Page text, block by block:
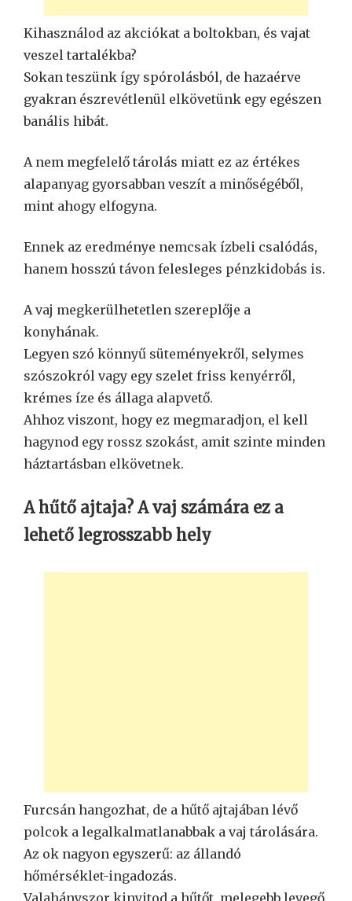
Kihasználod az akciókat a boltokban, és vajat
veszel tartalékba?
Sokan teszünk így spórolásból, de hazaérve
gyakran észrevétlenül elkövetünk egy egészen
banális hibát.
A nem megfelelő tárolás miatt ez az értékes
alapanyag gyorsabban veszít a minőségéből,
mint ahogy elfogyna.
Ennek az eredménye nemcsak ízbeli csalódás,
hanem hosszú távon felesleges pénzkidobás is.
A vaj megkerülhetetlen szereplője a
konyhának.
Legyen szó könnyű süteményekről, selymes
szószokról vagy egy szelet friss kenyérről,
krémes íze és állaga alapvető.
Ahhoz viszont, hogy ez megmaradjon, el kell
hagynod egy rossz szokást, amit szinte minden
háztartásban elkövetnek.
A hűtő ajtaja? A vaj számára ez a
lehető legrosszabb hely
Furcsán hangozhat, de a hűtő ajtajában lévő
polcok a legalkalmatlanabbak a vaj tárolására.
Az ok nagyon egyszerű: az állandó
hőmérséklet-ingadozás.
Valahányszor kinyitod a hűtőt, melegebb levegő